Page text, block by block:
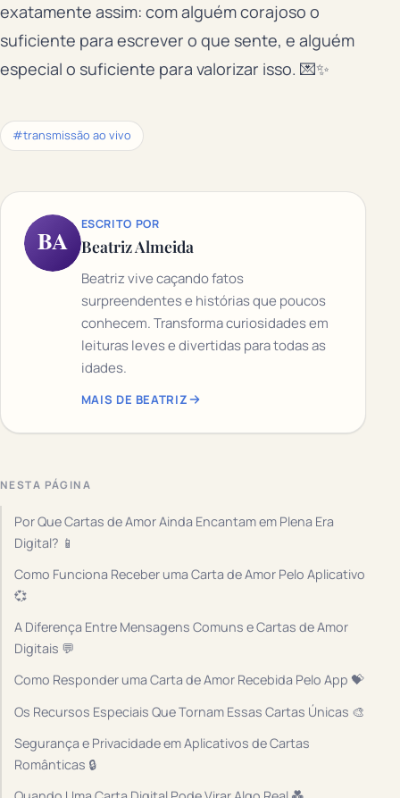
exatamente assim: com alguém corajoso o
suficiente para escrever o que sente, e alguém
especial o suficiente para valorizar isso. 💌✨
#transmissão ao vivo
BA
ESCRITO POR
Beatriz Almeida
Beatriz vive caçando fatos
surpreendentes e histórias que poucos
conhecem. Transforma curiosidades em
leituras leves e divertidas para todas as
idades.
MAIS DE BEATRIZ
NESTA PÁGINA
Por Que Cartas de Amor Ainda Encantam em Plena Era
Digital? 📱
Como Funciona Receber uma Carta de Amor Pelo Aplicativo
💞
A Diferença Entre Mensagens Comuns e Cartas de Amor
Digitais 💬
Como Responder uma Carta de Amor Recebida Pelo App 💝
Os Recursos Especiais Que Tornam Essas Cartas Únicas 🎨
Segurança e Privacidade em Aplicativos de Cartas
Românticas 🔒